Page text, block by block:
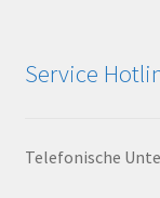
Service
Telefonische